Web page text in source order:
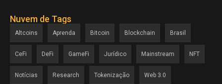
Nuvem de Tags
Altcoins Aprenda Bitcoin Blockchain Brasil
CeFi DeFi GameFi Jurídico Mainstream NFT
Notícias Research Tokenização Web 3.0